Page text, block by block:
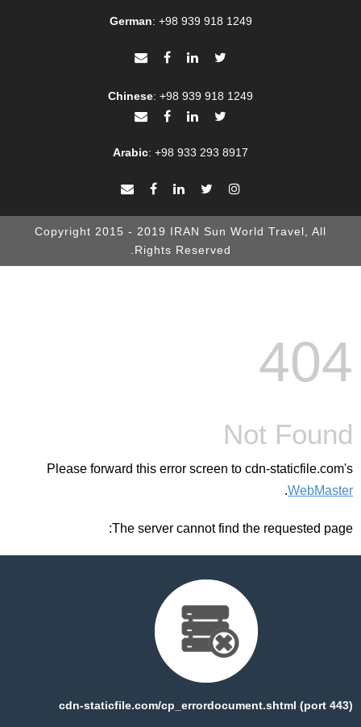
German: +98 939 918 1249
Chinese: +98 939 918 1249
Arabic: +98 933 293 8917
Copyright 2015 - 2019 IRAN Sun World Travel, All
Rights Reserved.
404
Not Found
Please forward this error screen to cdn-staticfile.com's
WebMaster
.
The server cannot find the requested page:
cdn-staticfile.com/cp_errordocument.shtml (port 443)